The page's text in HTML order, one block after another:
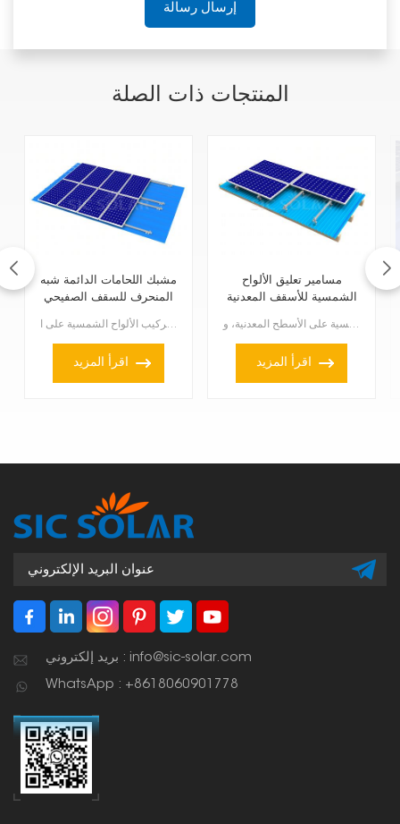
إرسال رسالة
المنتجات ذات الصلة
مشبك اللحامات الدائمة شبه
المنحرف للسقف الصفيحي
مشبك اللحامات شبه المنحرفة للأسقف الصفيحية هو أحد حلول التركيب المتخصصة لتركيب الألواح الشمسية على ا...
اقرأ المزيد
مسامير تعليق الألواح
الشمسية للأسقف المعدنية
تُستخدم مسامير تعليق الألواح الشمسية للأسقف المعدنية في تركيب الألواح الشمسية على الأسطح المعدنية، و...
اقرأ المزيد
بريد إلكتروني : info@sic-solar.com
WhatsApp : +8618060901778